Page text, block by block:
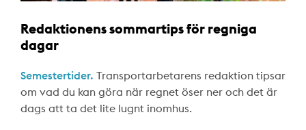
Redaktionens sommartips för regniga
dagar
Semestertider. Transportarbetarens redaktion tipsar
om vad du kan göra när regnet öser ner och det är
dags att ta det lite lugnt inomhus.